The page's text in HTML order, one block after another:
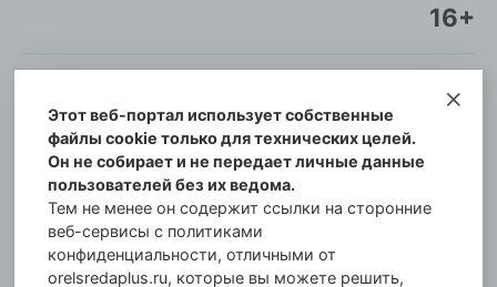
16+
© Информационный городской портал
Орловская cреда-плюс, 2021-2026
Свидетельство о регистрации СМИ: ПИ №57-
00254 от 29 октября 2013 г.
Газета зарегистрирована Управлением
Федеральной службы по надзору в сфере связи,
информационных технологий и массовых
Этот веб-портал использует собственные
файлы cookie только для технических целей.
Он не собирает и не передает личные данные
пользователей без их ведома.
Тем не менее он содержит ссылки на сторонние
веб-сервисы с политиками
конфиденциальности, отличными от
orelsredaplus.ru, которые вы можете решить,